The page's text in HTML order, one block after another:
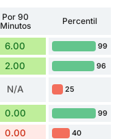
Por 90
Minutos
Percentil
6.00 99
2.00 96
N/A 25
0.00 99
0.00 40